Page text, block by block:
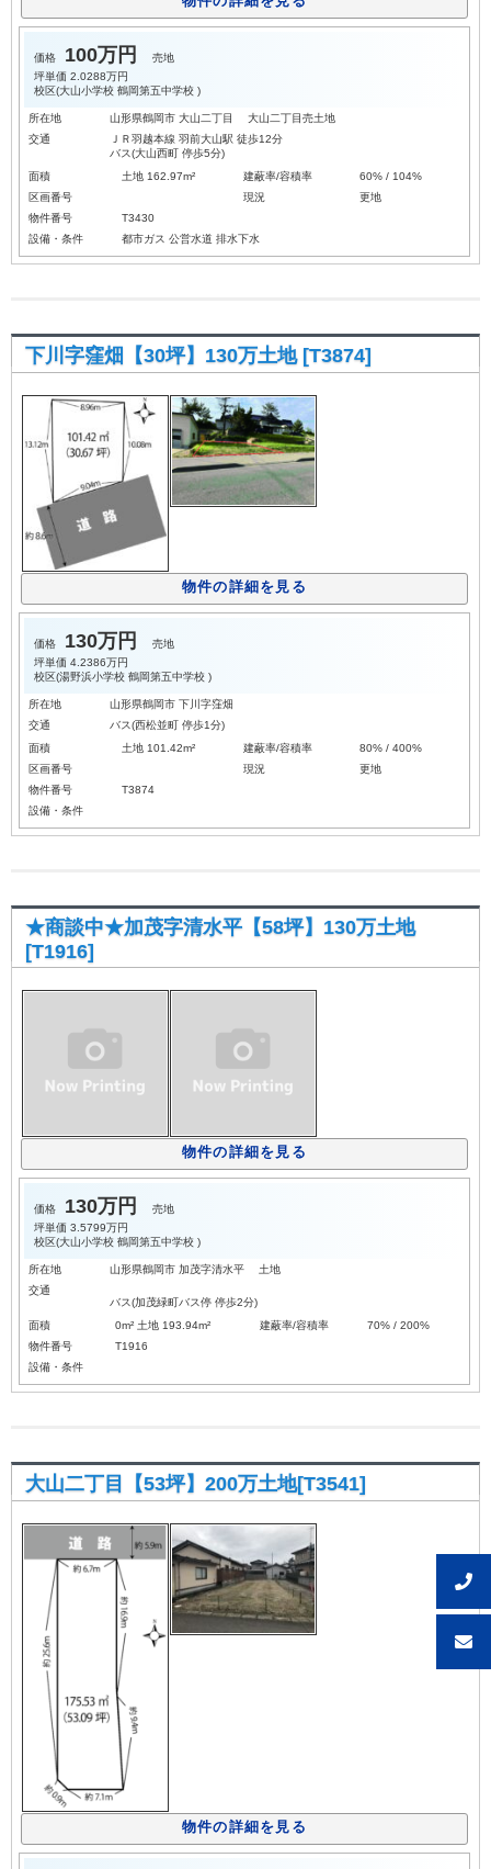
価格 100万円
売地
坪単価 2.0288万円
校区(大山小学校 鶴岡第五中学校 )
所在地
山形県鶴岡市 大山二丁目 大山二丁目売土地
交通
ＪＲ羽越本線 羽前大山駅 徒歩12分
バス(大山西町 停歩5分)
面積
土地 162.97m² 建蔽率/容積率
60% / 104%
区画番号
現況
更地
物件番号
T3430
設備・条件
都市ガス 公営水道 排水下水
下川字窪畑【30坪】130万土地 [T3874]
物件の詳細を見る
価格 130万円
売地
坪単価 4.2386万円
校区(湯野浜小学校 鶴岡第五中学校 )
所在地
山形県鶴岡市 下川字窪畑
交通
バス(西松並町 停歩1分)
面積
土地 101.42m² 建蔽率/容積率
80% / 400%
区画番号
現況
更地
物件番号
T3874
設備・条件
★商談中★加茂字清水平【58坪】130万土地
[T1916]
物件の詳細を見る
価格 130万円
売地
坪単価 3.5799万円
校区(大山小学校 鶴岡第五中学校 )
所在地
山形県鶴岡市 加茂字清水平 土地
交通
バス(加茂緑町バス停 停歩2分)
面積
0m² 土地 193.94m² 建蔽率/容積率
70% / 200%
物件番号
T1916
設備・条件
大山二丁目【53坪】200万土地[T3541]
物件の詳細を見る